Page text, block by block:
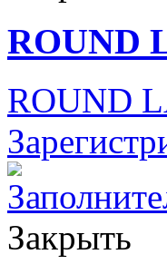
ROUND
ROUND
Закрыть